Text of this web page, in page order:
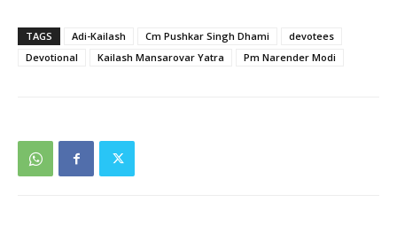
TAGS Adi-Kailash Cm Pushkar Singh Dhami
devotees
Devotional
Kailash Mansarovar Yatra Pm Narender Modi